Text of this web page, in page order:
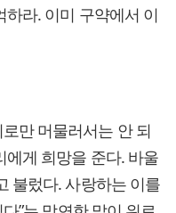
라. 이미 구약에서 이
만 머물러서는 안 되
게 희망을 준다. 바울
불렀다. 사랑하는 이를